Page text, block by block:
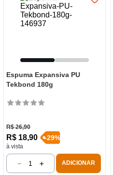
Espuma Expansiva PU
Tekbond 180g
R$ 26,90
R$ 18,90
à vista
-29%
＋
－ ADICIONAR